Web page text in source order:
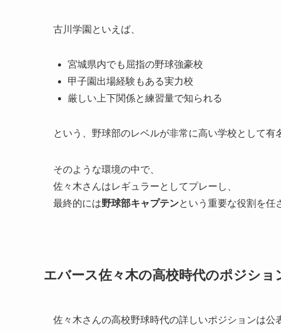
古川学園といえば、
宮城県内でも屈指の野球強豪校
甲子園出場経験もある実力校
厳しい上下関係と練習量で知られる
という、野球部のレベルが非常に高い学校として有
そのような環境の中で、
佐々木さんはレギュラーとしてプレーし、
最終的には野球部キャプテンという重要な役割を任
エバース佐々木の高校時代のポジショ
佐々木さんの高校野球時代の詳しいポジションは公